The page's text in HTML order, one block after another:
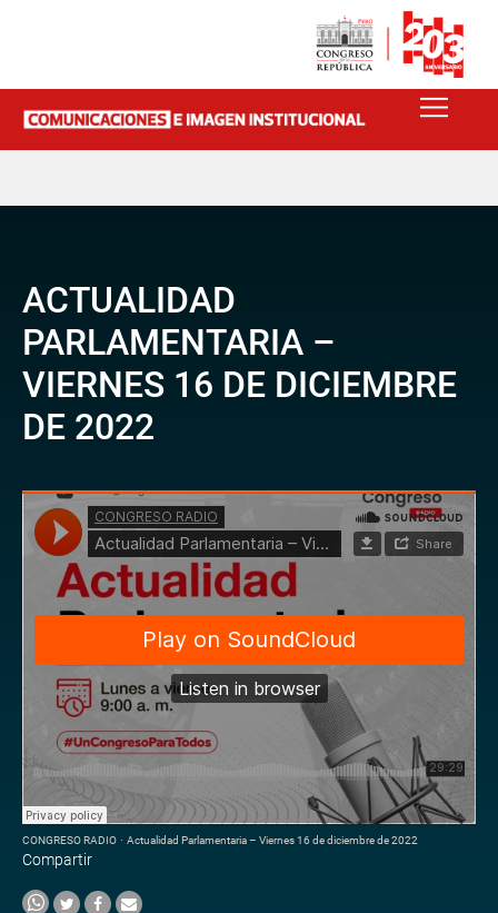
ACTUALIDAD
PARLAMENTARIA –
VIERNES 16 DE DICIEMBRE
DE 2022
CONGRESO RADIO · Actualidad Parlamentaria – Viernes 16 de diciembre de 2022
Compartir